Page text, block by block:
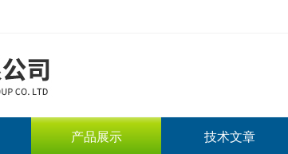
产品展示 技术文章